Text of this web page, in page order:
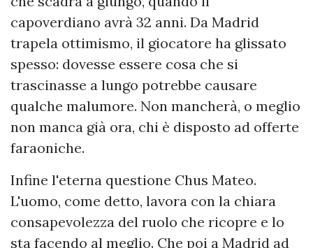
capoverdiano avrà 32 anni. Da Madrid
trapela ottimismo, il giocatore ha glissato
spesso: dovesse essere cosa che si
trascinasse a lungo potrebbe causare
qualche malumore. Non mancherà, o meglio
non manca già ora, chi è disposto ad offerte
faraoniche.
Infine l'eterna questione Chus Mateo.
L'uomo, come detto, lavora con la chiara
consapevolezza del ruolo che ricopre e lo
sta facendo al meglio. Che poi a Madrid ad